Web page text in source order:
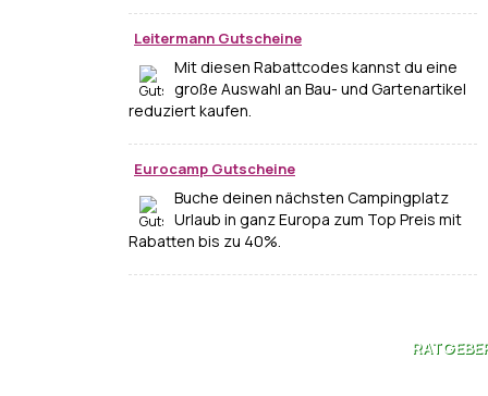
Leitermann Gutscheine
Mit diesen Rabattcodes kannst du eine
große Auswahl an Bau- und Gartenartikel
reduziert kaufen.
Eurocamp Gutscheine
Buche deinen nächsten Campingplatz
Urlaub in ganz Europa zum Top Preis mit
Rabatten bis zu 40%.